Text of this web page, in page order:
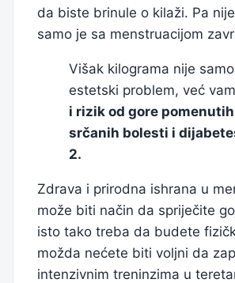
da biste brinule o kilaži. Pa
samo je sa menstruacijom
Višak kilograma nije samo
estetski problem, već vam
i rizik od gore pomenutih
srčanih bolesti i
2.
Zdrava i prirodna ishrana u
može biti način da spriječite
isto tako treba da budete
možda nećete biti voljni da
intenzivnim treninzima u